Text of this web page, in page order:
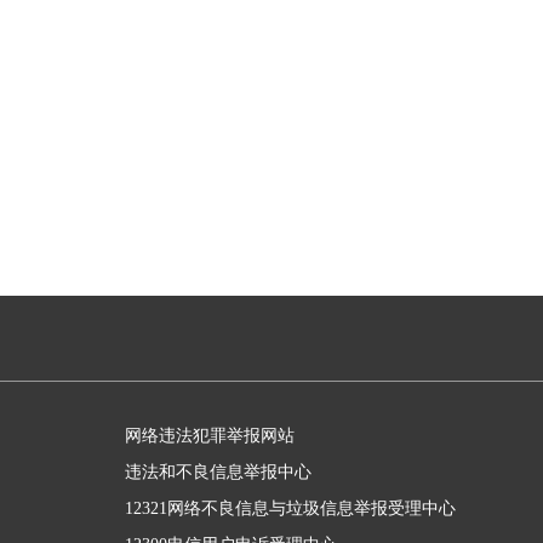
网络违法犯罪举报网站
违法和不良信息举报中心
12321网络不良信息与垃圾信息举报受理中心